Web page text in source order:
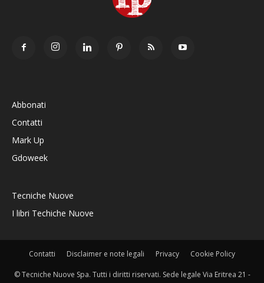
Abbonati
Contatti
Mark Up
Gdoweek
Tecniche Nuove
I libri Techiche Nuove
Contatti Disclaimer e note legali Privacy Cookie Policy
© Tecniche Nuove Spa. Tutti i diritti riservati. Sede legale Via Eritrea 21 -